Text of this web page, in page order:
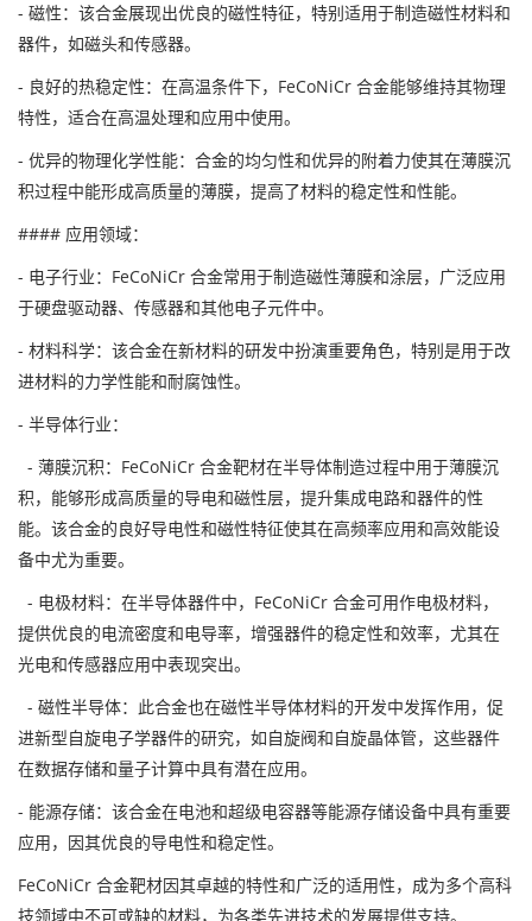
- 磁性：该合金展现出优良的磁性特征，特别适用于制造磁性材料和
器件，如磁头和传感器。
- 良好的热稳定性：在高温条件下，FeCoNiCr 合金能够维持其物理
特性，适合在高温处理和应用中使用。
- 优异的物理化学性能：合金的均匀性和优异的附着力使其在薄膜沉
积过程中能形成高质量的薄膜，提高了材料的稳定性和性能。
#### 应用领域：
- 电子行业：FeCoNiCr 合金常用于制造磁性薄膜和涂层，广泛应用
于硬盘驱动器、传感器和其他电子元件中。
- 材料科学：该合金在新材料的研发中扮演重要角色，特别是用于改
进材料的力学性能和耐腐蚀性。
- 半导体行业：
- 薄膜沉积：FeCoNiCr 合金靶材在半导体制造过程中用于薄膜沉
积，能够形成高质量的导电和磁性层，提升集成电路和器件的性
能。该合金的良好导电性和磁性特征使其在高频率应用和高效能设
备中尤为重要。
- 电极材料：在半导体器件中，FeCoNiCr 合金可用作电极材料，
提供优良的电流密度和电导率，增强器件的稳定性和效率，尤其在
光电和传感器应用中表现突出。
- 磁性半导体：此合金也在磁性半导体材料的开发中发挥作用，促
进新型自旋电子学器件的研究，如自旋阀和自旋晶体管，这些器件
在数据存储和量子计算中具有潜在应用。
- 能源存储：该合金在电池和超级电容器等能源存储设备中具有重要
应用，因其优良的导电性和稳定性。
FeCoNiCr 合金靶材因其卓越的特性和广泛的适用性，成为多个高科
技领域中不可或缺的材料，为各类先进技术的发展提供支持。